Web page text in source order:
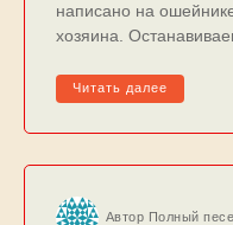
написано на
хозяина.
Читать далее
Автор Полный